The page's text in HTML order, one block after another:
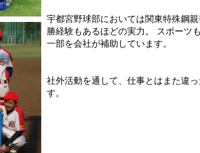
宇都宮野球部においては関東特殊鋼
勝経験もあるほどの実力。 スポーツ
一部を会社が補助しています。
社外活動を通して、仕事とはまた違
す。